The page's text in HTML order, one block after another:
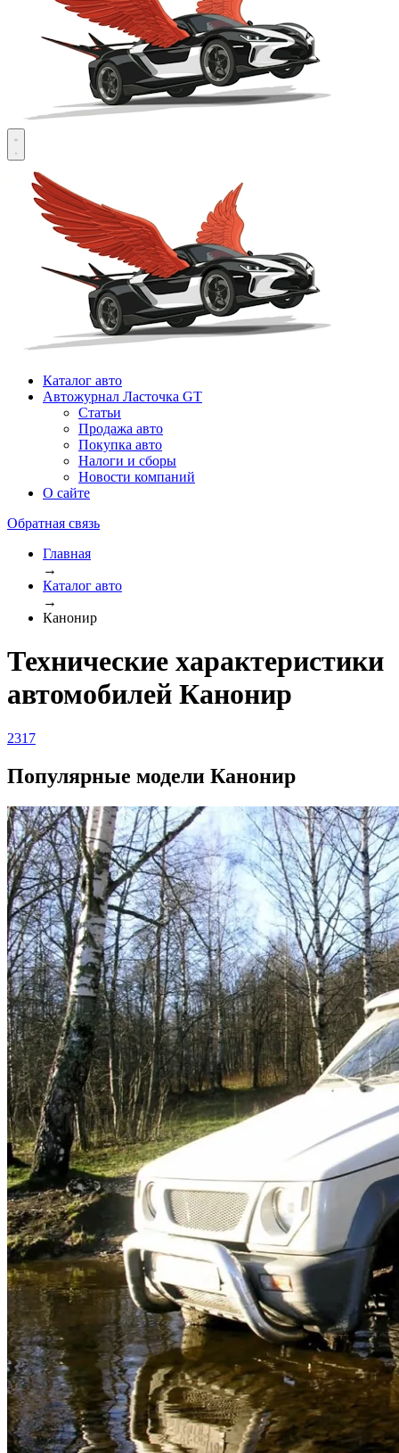
Каталог авто
Автожурнал Ласточка GT
Статьи
Продажа авто
Покупка авто
Налоги и сборы
Новости компаний
О сайте
Обратная связь
Главная
→
Каталог авто
→
Канонир
Технические характеристики
автомобилей Канонир
2317
Популярные модели Канонир